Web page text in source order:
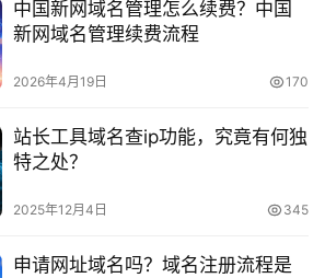
中国新网域名管理怎么续费？中国
新网域名管理续费流程
2026年4月19日 170
站长工具域名查ip功能，究竟有何独
特之处？
2025年12月4日 345
申请网址域名吗？域名注册流程是